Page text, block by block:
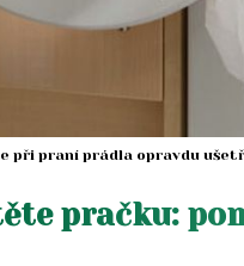
při praní prádla opravdu
pračku: